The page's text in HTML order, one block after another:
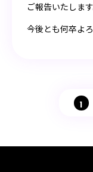
ご報告いたします
今後とも何卒よ
1